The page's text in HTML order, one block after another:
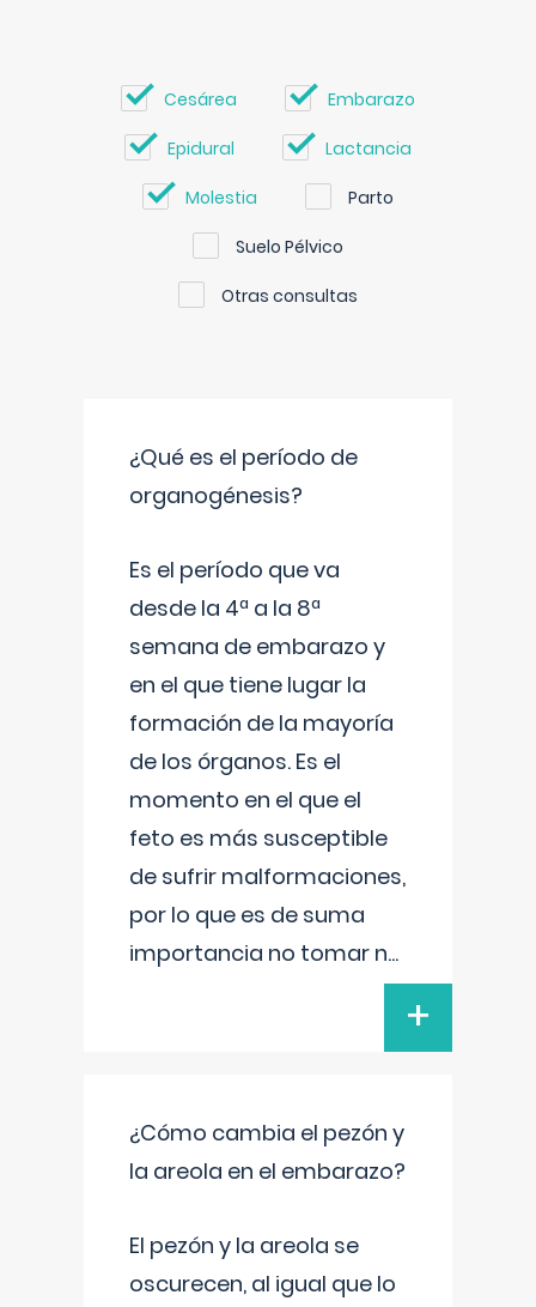
Cesárea Embarazo
Epidural Lactancia
Molestia Parto
Suelo Pélvico
Otras consultas
¿Qué es el período de
organogénesis?
Es el período que va
desde la 4ª a la 8ª
semana de embarazo y
en el que tiene lugar la
formación de la mayoría
de los órganos. Es el
momento en el que el
feto es más susceptible
de sufrir malformaciones,
por lo que es de suma
importancia no tomar n...
+
¿Cómo cambia el pezón y
la areola en el embarazo?
El pezón y la areola se
oscurecen, al igual que lo